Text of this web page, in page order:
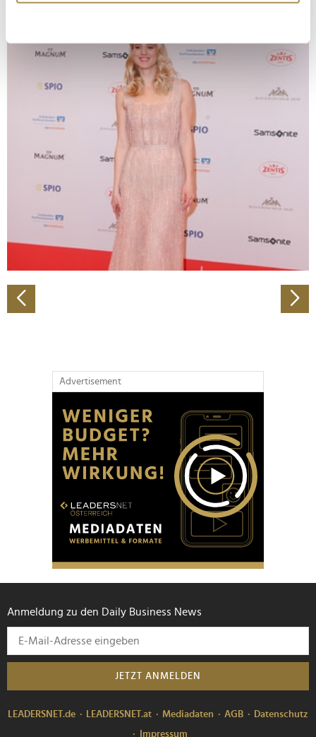
erfassen, welche bis auf einige Meter genau sein
bestimmten Merkmalen (Fingerprinting) identifizieren
Erfahren Sie mehr darüber, wie Ihre persönlichen Daten
verarbeitet werden, und legen Sie Ihre Präferenzen im
Abschnitt Einzelheiten
Wir verwenden Cookies, um Inhalte und Anzeigen zu
personalisieren, Funktionen für soziale Medien anbieten
analysieren. Außerdem geben wir Informationen zu Ihrer
Verwendung unserer Website an unsere Partner für
soziale Medien, Werbung und Analysen weiter. Unsere
Partner führen diese Informationen möglicherweise mit
weiteren Daten zusammen, die Sie ihnen bereitgestellt
gesammelt haben.
Advertisement
Anmeldung zu den Daily Business News
JETZT ANMELDEN
LEADERSNET.de LEADERSNET.at Mediadaten AGB
Datenschutz
Impressum